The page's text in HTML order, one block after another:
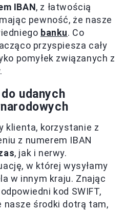
IBAN, z łatwością
pewność, że nasze
banku. Co
przyspiesza cały
pomyłek związanych z
udanych
klienta, korzystanie z
z numerem IBAN
, jak i nerwy.
w której wysyłamy
w innym kraju. Znając
kod SWIFT,
nasze środki dotrą tam,